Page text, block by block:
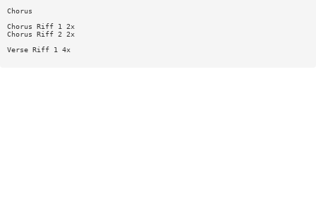
Chorus
Chorus Riff 1 2x
Chorus Riff 2 2x
Verse Riff 1 4x